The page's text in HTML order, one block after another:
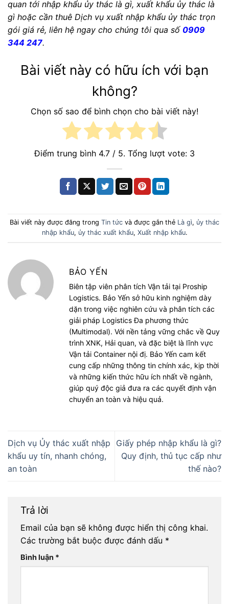
quan tới nhập khẩu ủy thác là gì, xuất khẩu ủy thác là
gì hoặc cần thuê Dịch vụ xuất nhập khẩu ủy thác trọn
gói giá rẻ, liên hệ ngay cho chúng tôi qua số 0909
344 247.
Bài viết này có hữu ích với bạn
không?
Chọn số sao để bình chọn cho bài viết này!
Điểm trung bình 4.7 / 5. Tổng lượt vote: 3
Bài viết này được đăng trong Tin tức và được gắn thẻ Là gì, ủy thác
nhập khẩu, ủy thác xuất khẩu, Xuất nhập khẩu.
BẢO YẾN
Biên tập viên phân tích Vận tải tại Proship
Logistics. Bảo Yến sở hữu kinh nghiệm dày
dặn trong việc nghiên cứu và phân tích các
giải pháp Logistics Đa phương thức
(Multimodal). Với nền tảng vững chắc về Quy
trình XNK, Hải quan, và đặc biệt là lĩnh vực
Vận tải Container nội đị. Bảo Yến cam kết
cung cấp những thông tin chính xác, kịp thời
và những kiến thức hữu ích nhất về ngành,
giúp quý độc giả đưa ra các quyết định vận
chuyển an toàn và hiệu quả.
Dịch vụ Ủy thác xuất nhập
khẩu uy tín, nhanh chóng,
an toàn
Giấy phép nhập khẩu là gì?
Quy định, thủ tục cấp như
thế nào?
Trả lời
Email của bạn sẽ không được hiển thị công khai.
Các trường bắt buộc được đánh dấu *
Bình luận *